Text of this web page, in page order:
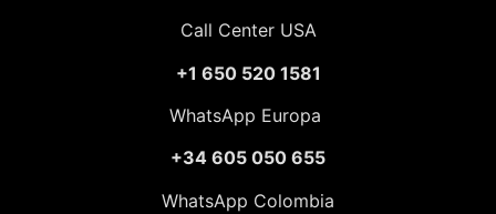
Call Center USA
+1 650 520 1581
WhatsApp Europa
+34 605 050 655
WhatsApp Colombia